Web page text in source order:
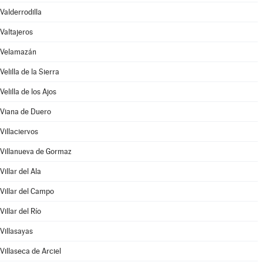
Valderrodilla
Valtajeros
Velamazán
Velilla de la Sierra
Velilla de los Ajos
Viana de Duero
Villaciervos
Villanueva de Gormaz
Villar del Ala
Villar del Campo
Villar del Río
Villasayas
Villaseca de Arciel